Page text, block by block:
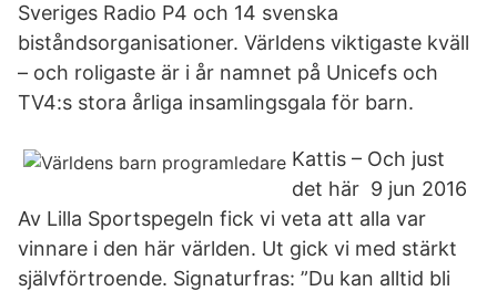
Sveriges Radio P4 och 14 svenska
biståndsorganisationer. Världens viktigaste kväll
– och roligaste är i år namnet på Unicefs och
TV4:s stora årliga insamlingsgala för barn.
Kattis – Och just
det här 9 jun 2016
Av Lilla Sportspegeln fick vi veta att alla var
vinnare i den här världen. Ut gick vi med stärkt
självförtroende. Signaturfras: ”Du kan alltid bli